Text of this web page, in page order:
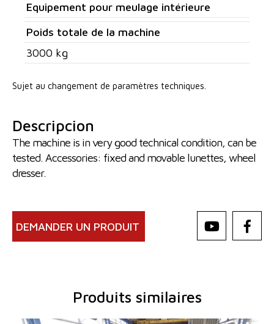
Equipement pour meulage intérieure
Poids totale de la machine
3000 kg
Sujet au changement de paramètres techniques.
Descripcion
The machine is in very good technical condition, can be
tested. Accessories: fixed and movable lunettes, wheel
dresser.
DEMANDER UN PRODUIT
Produits similaires